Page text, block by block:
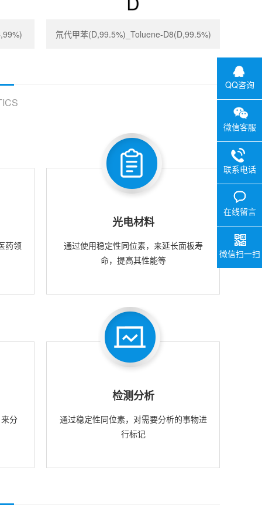
氘代甲苯(D,99.5%)_Toluene-D8(D,99.5%)
药领
光电材料
通过使用稳定性同位素，来延长面板寿
命，提高其性能等
分
检测分析
通过稳定性同位素，对需要分析的事物进
行标记
QQ咨询
微信客服
联系电话
在线留言
微信扫一扫